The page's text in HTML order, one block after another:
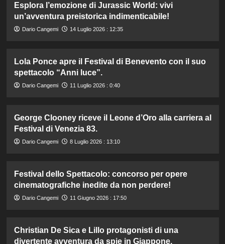
Esplora l’emozione di Jurassic World: vivi
un’avventura preistorica indimenticabile!
Dario Cangemi 14 Luglio 2026 : 12:35
Lola Ponce apre il Festival di Benevento con il suo
spettacolo “Anni luce”.
Dario Cangemi 11 Luglio 2026 : 0:40
George Clooney riceve il Leone d’Oro alla carriera al
Festival di Venezia 83.
Dario Cangemi 8 Luglio 2026 : 13:10
Festival dello Spettacolo: concorso per opere
cinematografiche inedite da non perdere!
Dario Cangemi 11 Giugno 2026 : 17:50
Christian De Sica e Lillo protagonisti di una
divertente avventura da spie in Giappone.